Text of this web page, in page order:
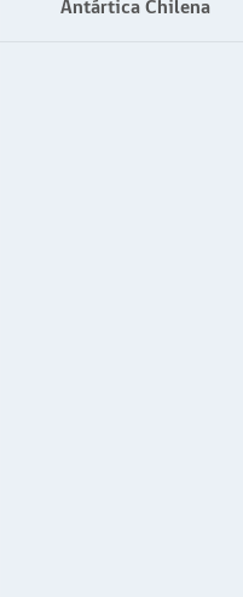
Antártica Chilena